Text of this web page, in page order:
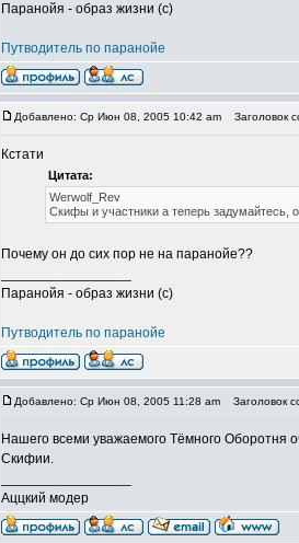
Паранойя - образ жизни (с)
Путводитель по паранойе
Добавлено: Ср Июн 08, 2005 10:42 am Заголовок
Кстати
Цитата:
Werwolf_Rev
Скифы и участники а теперь задумайтесь,
Почему он до сих пор не на паранойе??
Паранойя - образ жизни (с)
Путводитель по паранойе
Добавлено: Ср Июн 08, 2005 11:28 am Заголовок
Нашего всеми уважаемого Тёмного Оборотня
Скифии.
Аццкий модер